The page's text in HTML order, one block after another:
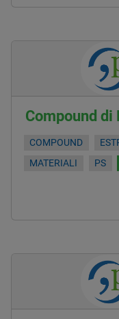
Compound di
COMPOUND
MATERIALI
PS